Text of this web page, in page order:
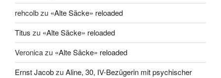
rehcolbzu «Alte Säcke» reloaded
Titus zu «Alte Säcke» reloaded
Veronicazu «Alte Säcke» reloaded
Ernst JacobzuAline, 30, IV-Bezügerin mit psychischer